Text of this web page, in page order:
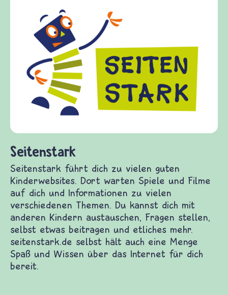
Dort warten Spiele und Filme auf dich
Du kannst dich mit anderen Kindern
und etliches mehr. seitenstark.de selbst
Frieden Fragen
frieden-fragen.de ist ein Internet-Angebot für
Kinder, Eltern und ErzieherInnen das zu
Fragen von Krieg und Frieden, Streit und
Gewalt informiert und einen Austausch zu
diesem Themenbereich ermöglicht. frieden-
fragen.de bietet Antworten auf wichtige
und Frieden, Streit und Gewalt.